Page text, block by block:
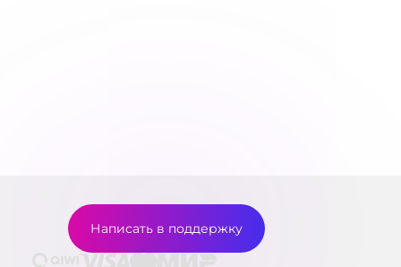
Написать в поддержку